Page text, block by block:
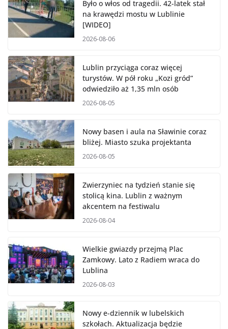
Było o włos od tragedii. 42-latek stał
na krawędzi mostu w Lublinie
[WIDEO]
2026-08-06
Lublin przyciąga coraz więcej
turystów. W pół roku „Kozi gród”
odwiedziło aż 1,35 mln osób
2026-08-05
Nowy basen i aula na Sławinie coraz
bliżej. Miasto szuka projektanta
2026-08-05
Zwierzyniec na tydzień stanie się
stolicą kina. Lublin z ważnym
akcentem na festiwalu
2026-08-04
Wielkie gwiazdy przejmą Plac
Zamkowy. Lato z Radiem wraca do
Lublina
2026-08-03
Nowy e-dziennik w lubelskich
szkołach. Aktualizacja będzie